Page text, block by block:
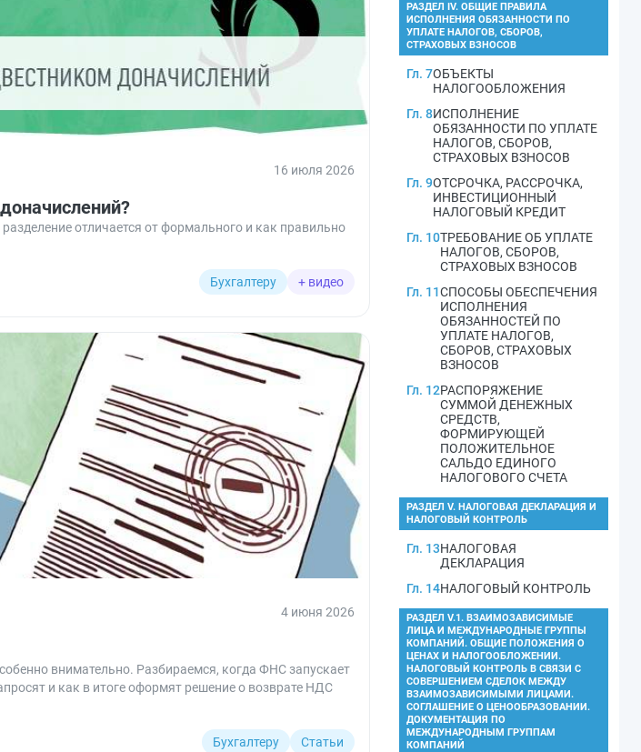
16 июля 2026
отличается от формального и как правильно
Бухгалтеру + видео
4 июня 2026
внимательно. Разбираемся, когда ФНС запускает
и как в итоге оформят решение о возврате НДС
Бухгалтеру Статьи
РАЗДЕЛ IV. ОБЩИЕ ПРАВИЛА
ИСПОЛНЕНИЯ ОБЯЗАННОСТИ ПО
УПЛАТЕ НАЛОГОВ, СБОРОВ,
СТРАХОВЫХ ВЗНОСОВ
Гл. 7ОБЪЕКТЫ
НАЛОГООБЛОЖЕНИЯ
Гл. 8ИСПОЛНЕНИЕ
ОБЯЗАННОСТИ ПО УПЛАТЕ
НАЛОГОВ, СБОРОВ,
СТРАХОВЫХ ВЗНОСОВ
Гл. 9ОТСРОЧКА, РАССРОЧКА,
ИНВЕСТИЦИОННЫЙ
НАЛОГОВЫЙ КРЕДИТ
Гл. 10ТРЕБОВАНИЕ ОБ УПЛАТЕ
НАЛОГОВ, СБОРОВ,
СТРАХОВЫХ ВЗНОСОВ
Гл. 11СПОСОБЫ ОБЕСПЕЧЕНИЯ
ИСПОЛНЕНИЯ
ОБЯЗАННОСТЕЙ ПО
УПЛАТЕ НАЛОГОВ,
СБОРОВ, СТРАХОВЫХ
ВЗНОСОВ
Гл. 12РАСПОРЯЖЕНИЕ
СУММОЙ ДЕНЕЖНЫХ
СРЕДСТВ,
ФОРМИРУЮЩЕЙ
ПОЛОЖИТЕЛЬНОЕ
САЛЬДО ЕДИНОГО
НАЛОГОВОГО СЧЕТА
РАЗДЕЛ V. НАЛОГОВАЯ ДЕКЛАРАЦИЯ И
НАЛОГОВЫЙ КОНТРОЛЬ
Гл. 13НАЛОГОВАЯ
ДЕКЛАРАЦИЯ
Гл. 14НАЛОГОВЫЙ КОНТРОЛЬ
РАЗДЕЛ V.1. ВЗАИМОЗАВИСИМЫЕ
ЛИЦА И МЕЖДУНАРОДНЫЕ ГРУППЫ
КОМПАНИЙ. ОБЩИЕ ПОЛОЖЕНИЯ О
ЦЕНАХ И НАЛОГООБЛОЖЕНИИ.
НАЛОГОВЫЙ КОНТРОЛЬ В СВЯЗИ С
СОВЕРШЕНИЕМ СДЕЛОК МЕЖДУ
ВЗАИМОЗАВИСИМЫМИ ЛИЦАМИ.
СОГЛАШЕНИЕ О ЦЕНООБРАЗОВАНИИ.
ДОКУМЕНТАЦИЯ ПО
МЕЖДУНАРОДНЫМ ГРУППАМ
КОМПАНИЙ